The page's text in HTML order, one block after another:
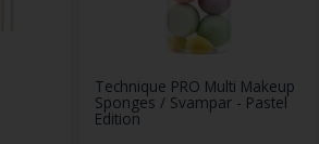
Technique PRO Multi Makeup
Sponges / Svampar - Pastel
Edition